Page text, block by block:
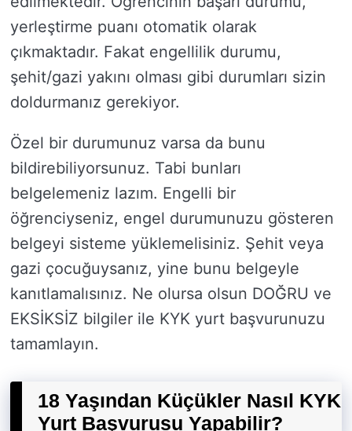
yerleştirme puanı otomatik olarak
çıkmaktadır. Fakat engellilik durumu,
şehit/gazi yakını olması gibi durumları sizin
doldurmanız gerekiyor.
Özel bir durumunuz varsa da bunu
bildirebiliyorsunuz. Tabi bunları
belgelemeniz lazım. Engelli bir
öğrenciyseniz, engel durumunuzu gösteren
belgeyi sisteme yüklemelisiniz. Şehit veya
gazi çocuğuysanız, yine bunu belgeyle
kanıtlamalısınız. Ne olursa olsun DOĞRU ve
EKSİKSİZ bilgiler ile KYK yurt başvurunuzu
tamamlayın.
18 Yaşından Küçükler Nasıl KYK
Yurt Başvurusu Yapabilir?